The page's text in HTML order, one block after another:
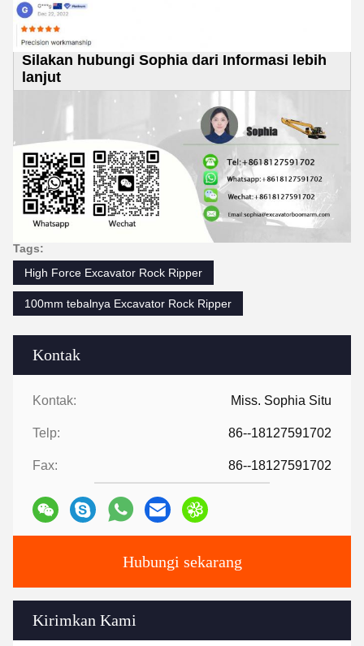
Kontak
Kontak: Miss. Sophia Situ
Telp: 86--18127591702
Fax: 86--18127591702
Hubungi sekarang
Kirimkan Kami
Silakan hubungi Sophia dari Informasi lebih
lanjut
Tags:
High Force Excavator Rock Ripper
100mm tebalnya Excavator Rock Ripper